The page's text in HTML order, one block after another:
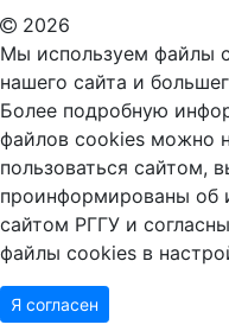
2026
Мы используем файлы
нашего сайта и
Более подробную
файлов cookies можно
пользоваться сайтом,
проинформированы об
сайтом РГГУ и
файлы cookies в
Я согласен